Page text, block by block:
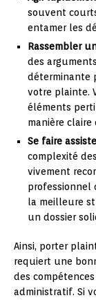
souvent
entamer les
Rassembler
des
déterminante
votre plainte.
éléments
manière
Se faire
complexité
vivement
professionnel
la meilleure
un dossier
Ainsi, porter
requiert une
des
administratif. Si